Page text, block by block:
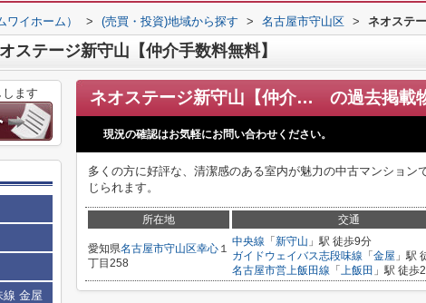
イホーム） > (売買・投資)地域から探す > 名古屋市守山区 > ネオステ
ステージ新守山【仲介手数料無料】
ネオステージ新守山【仲介手数料無料】 の過去掲載
現況の確認はお気軽にお問い合わせください。
多くの方に好評な、清潔感のある室内が魅力の中古マンショ
じられます。
所在地 交通
愛知県名古屋市守山区幸心 １
丁目258
中央線 「 新守山 」駅 徒歩9分
ガイドウェイバス志段味線 「 金屋 」駅
名古屋市営上飯田線 「 上飯田 」駅 徒歩
ます
線 金屋